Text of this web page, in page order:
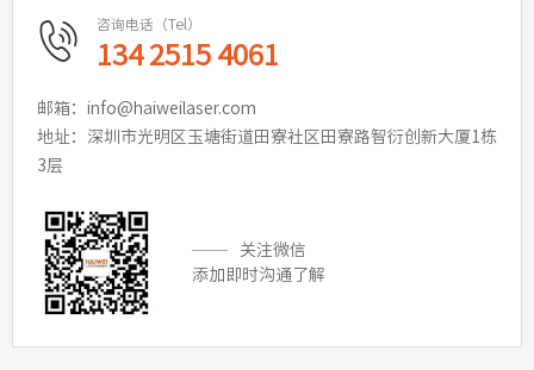
咨询电话（Tel）
134 2515 4061
邮箱：info@haiweilaser.com
地址：深圳市光明区玉塘街道田寮社区田寮路智衍创新大厦1栋
3层
关注微信
添加即时沟通了解